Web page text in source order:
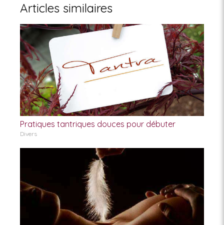
Articles similaires
Pratiques tantriques douces pour débuter
Divers